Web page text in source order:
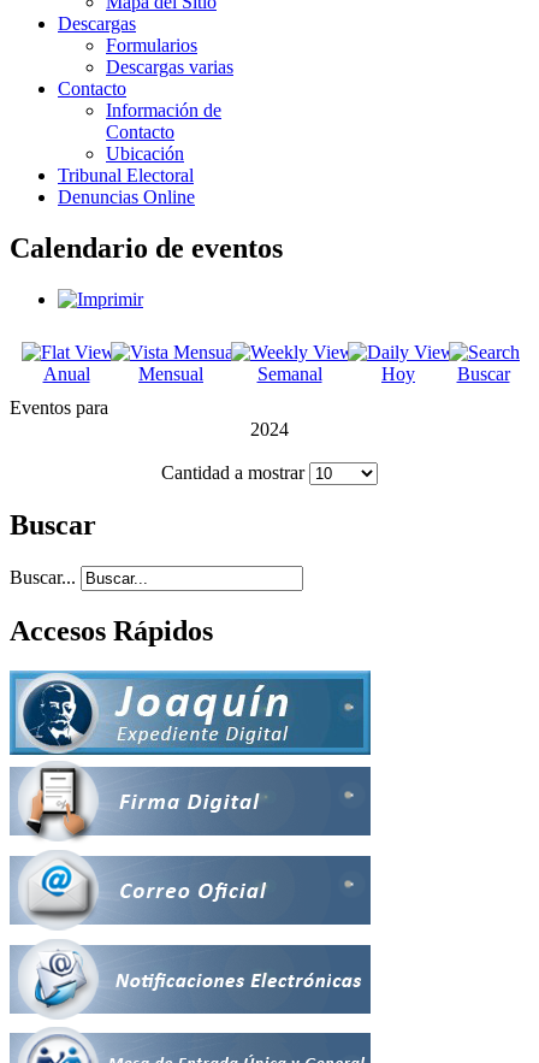
Descargas
Formularios
Descargas varias
Contacto
Información de
Contacto
Ubicación
Tribunal Electoral
Denuncias Online
Calendario de eventos
Anual Mensual Semanal Hoy
Buscar
Eventos para
2024
Cantidad a mostrar
Buscar
Buscar...
Accesos Rápidos